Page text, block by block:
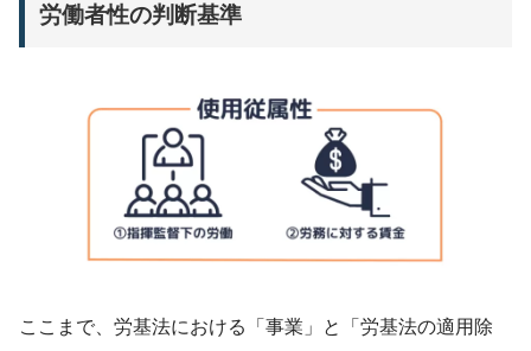
労働者性の判断基準
ここまで、労基法における「事業」と「労基法の適用除